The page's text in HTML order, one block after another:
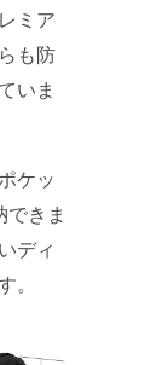
ミア
も防
いま
ケッ
できま
ディ
。